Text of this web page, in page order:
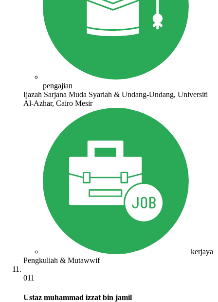
pengajian
Ijazah Sarjana Muda Syariah & Undang-Undang, Universiti
Al-Azhar, Cairo Mesir
kerjaya
Pengkuliah & Mutawwif
011
Ustaz muhammad izzat bin jamil